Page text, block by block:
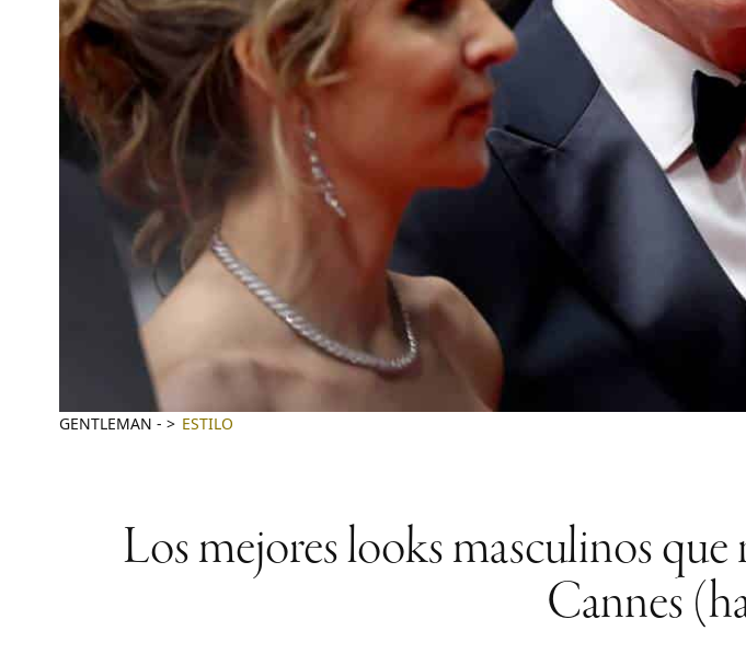
GENTLEMAN - ESTILO
Los mejores looks masculinos que
Cannes